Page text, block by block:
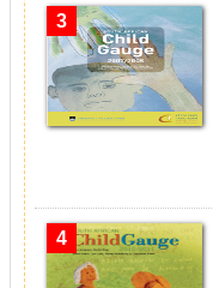
3
4